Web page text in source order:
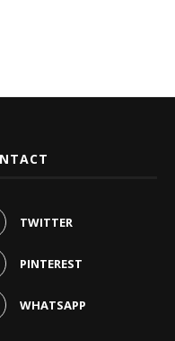
TWITTER
PINTEREST
WHATSAPP